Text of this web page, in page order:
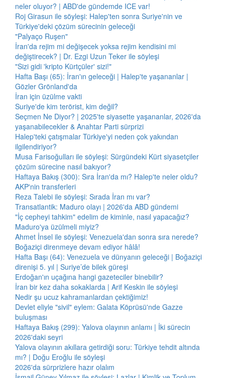
neler oluyor? | ABD'de gündemde ICE var!
Roj Girasun ile söyleşi: Halep'ten sonra Suriye'nin ve
Türkiye'deki çözüm sürecinin geleceği
"Palyaço Ruşen"
İran'da rejim mi değişecek yoksa rejim kendisini mi
değiştirecek? | Dr. Ezgi Uzun Teker ile söyleşi
"Sizi gidi 'kripto Kürtçüler' sizi!"
Hafta Başı (65): İran'ın geleceği | Halep'te yaşananlar |
Gözler Grönland'da
İran için üzülme vakti
Suriye'de kim terörist, kim değil?
Seçmen Ne Diyor? | 2025'te siyasette yaşananlar, 2026'da
yaşanabilecekler & Anahtar Parti sürprizi
Halep'teki çatışmalar Türkiye'yi neden çok yakından
ilgilendiriyor?
Musa Farisoğulları ile söyleşi: Sürgündeki Kürt siyasetçiler
çözüm sürecine nasıl bakıyor?
Haftaya Bakış (300): Sıra İran'da mı? Halep'te neler oldu?
AKP'nin transferleri
Reza Talebi ile söyleşi: Sırada İran mı var?
Transatlantik: Maduro olayı | 2026'da ABD gündemi
"İç cepheyi tahkim" edelim de kiminle, nasıl yapacağız?
Maduro'ya üzülmeli miyiz?
Ahmet İnsel ile söyleşi: Venezuela'dan sonra sıra nerede?
Boğaziçi direnmeye devam ediyor hâlâ!
Hafta Başı (64): Venezuela ve dünyanın geleceği | Boğaziçi
direnişi 5. yıl | Suriye’de bilek güreşi
Erdoğan'ın uçağına hangi gazeteciler binebilir?
İran bir kez daha sokaklarda | Arif Keskin ile söyleşi
Nedir şu ucuz kahramanlardan çektiğimiz!
Devlet eliyle "sivil" eylem: Galata Köprüsü'nde Gazze
buluşması
Haftaya Bakış (299): Yalova olayının anlamı | İki sürecin
2026'daki seyri
Yalova olayının akıllara getirdiği soru: Türkiye tehdit altında
mı? | Doğu Eroğlu ile söyleşi
2026'da sürprizlere hazır olalım